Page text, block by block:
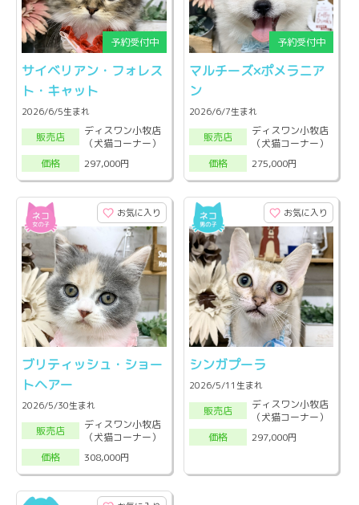
サイベリアン・フォレス
ト・キャット
2026/6/5生まれ
販売店
ディスワン小牧店
（犬猫コーナー）
価格
297,000円
マルチーズ×ポメラニア
ン
2026/6/7生まれ
販売店
ディスワン小牧店
（犬猫コーナー）
価格
275,000円
お気に入り
ブリティッシュ・ショー
トヘアー
2026/5/30生まれ
販売店
ディスワン小牧店
（犬猫コーナー）
価格
308,000円
お気に入り
シンガプーラ
2026/5/11生まれ
販売店
ディスワン小牧店
（犬猫コーナー）
価格
297,000円